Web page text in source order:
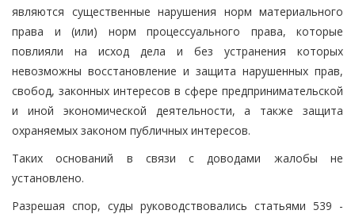
являются существенные нарушения норм материального
права и (или) норм процессуального права, которые
повлияли на исход дела и без устранения которых
невозможны восстановление и защита нарушенных прав,
свобод, законных интересов в сфере предпринимательской
и иной экономической деятельности, а также защита
охраняемых законом публичных интересов.
Таких оснований в связи с доводами жалобы не
установлено.
Разрешая спор, суды руководствовались статьями 539 -